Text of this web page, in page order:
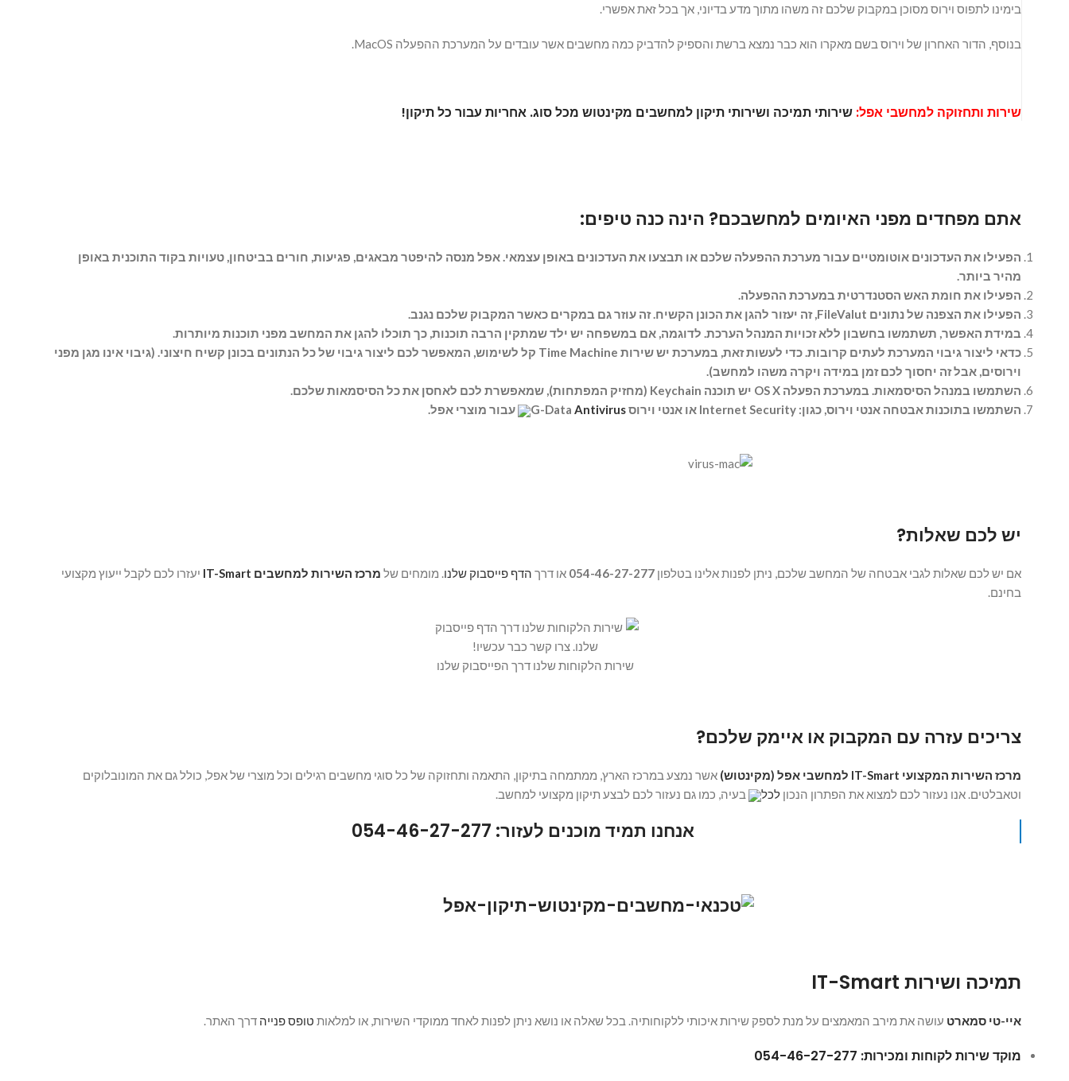
בימינו לתפוס וירוס מסוכן במקבוק שלכם זה משהו מתוך מדע בדיוני, אך בכל זאת אפשרי.
בנוסף, הדור האחרון של וירוס בשם מאקרו הוא כבר נמצא ברשת והספיק להדביק כמה מחשבים אשר עובדים על המערכת ההפעלה MacOS.
שירות ותחזוקה למחשבי אפל: שירותי תמיכה ושירותי תיקון למחשבים מקינטוש מכל סוג. אחריות עבור כל תיקון!
אתם מפחדים מפני האיומים למחשבכם? הינה כנה טיפים:
הפעילו את העדכונים אוטומטיים עבור מערכת ההפעלה שלכם או תבצעו את העדכונים באופן עצמאי. אפל מנסה להיפטר מבאגים, פגיעות, חורים בביטחון, טעויות בקוד התוכנית באופן
מהיר ביותר.
הפעילו את חומת האש הסטנדרטית במערכת ההפעלה.
הפעילו את הצפנה של נתונים FileValut, זה יעזור להגן את הכונן הקשיח. זה עוזר גם במקרים כאשר המקבוק שלכם נגנב.
במידת האפשר, תשתמשו בחשבון ללא זכויות המנהל הערכת. לדוגמה, אם במשפחה יש ילד שמתקין הרבה תוכנות, כך תוכלו להגן את המחשב מפני תוכנות מיותרות.
כדאי ליצור גיבוי המערכת לעתים קרובות. כדי לעשות זאת, במערכת יש שירות Time Machine קל לשימוש, המאפשר לכם ליצור גיבוי של כל הנתונים בכונן קשיח חיצוני. (גיבוי אינו מגן מפני
וירוסים, אבל זה יחסוך לכם זמן במידה ויקרה משהו למחשב).
השתמשו במנהל הסיסמאות. במערכת הפעלה OS X יש תוכנה Keychain (מחזיק המפתחות), שמאפשרת לכם לאחסן את כל הסיסמאות שלכם.
השתמשו בתוכנות אבטחה אנטי וירוס, כגון: Internet Security או אנטי וירוס G-Data
Antivirus עבור מוצרי אפל.
יש לכם שאלות?
אם יש לכם שאלות לגבי אבטחה של המחשב שלכם, ניתן לפנות אלינו בטלפון 054-46-27-277 או דרך הדף פייסבוק שלנו. מומחים של מרכז השירות למחשבים IT-Smart
יעזרו לכם לקבל ייעוץ מקצועי
בחינם.
שירות הלקוחות שלנו דרך הפייסבוק שלנו
צריכים עזרה עם המקבוק או איימק שלכם?
מרכז השירות המקצועי IT-Smart למחשבי אפל (מקינטוש)
אשר נמצע במרכז הארץ, ממתמחה בתיקון, התאמה ותחזוקה של כל סוגי מחשבים רגילים וכל מוצרי של אפל, כולל גם את המונובלוקים
וטאבלטים. אנו נעזור לכם למצוא את הפתרון הנכון לכל בעיה, כמו גם נעזור לכם לבצע תיקון מקצועי למחשב.
אנחנו תמיד מוכנים לעזור: 054-46-27-277
תמיכה ושירות IT-Smart
איי-טי סמארט עושה את מירב המאמצים על מנת לספק שירות איכותי ללקוחותיה. בכל שאלה או נושא ניתן לפנות לאחד ממוקדי השירות, או למלאות טופס פנייה דרך האתר.
מוקד שירות לקוחות ומכירות: 054-46-27-277